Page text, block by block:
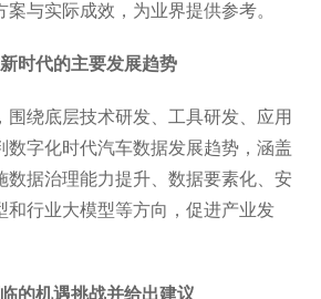
与实际成效，为业界提供参考。
时代的主要发展趋势
围绕底层技术研发、工具研发、应用
数字化时代汽车数据发展趋势，涵盖
数据治理能力提升、数据要素化、安
和行业大模型等方向，促进产业发
的机遇挑战并给出建议